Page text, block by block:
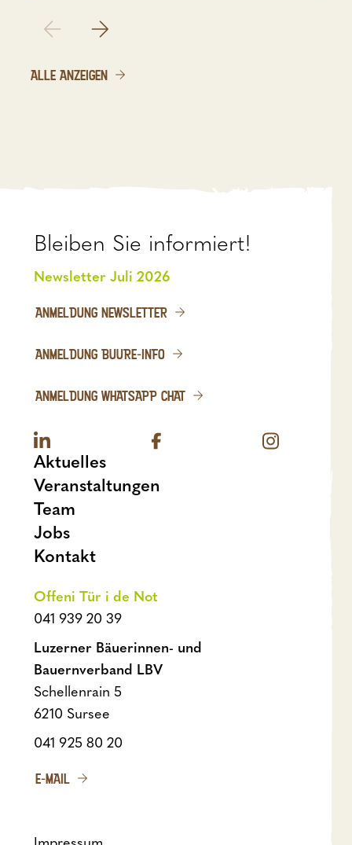
ALLE ANZEIGEN
Luzerner Bäuerinnen- und
Bauernverband LBV
Schellenrain 5
6210 Sursee
041 925 80 20
E-MAIL
Aktuelles
Veranstaltungen
Team
Jobs
Kontakt
Offeni Tür i de Not
041 939 20 39
Bleiben Sie informiert!
Newsletter Juli 2026
ANMELDUNG NEWSLETTER
ANMELDUNG BUURE-INFO
ANMELDUNG WHATSAPP CHAT